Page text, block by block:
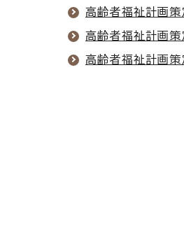
高齢者福祉計画策
高齢者福祉計画策
高齢者福祉計画策